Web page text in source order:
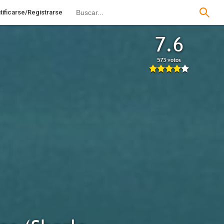
Registrarse
7.6
573 votos